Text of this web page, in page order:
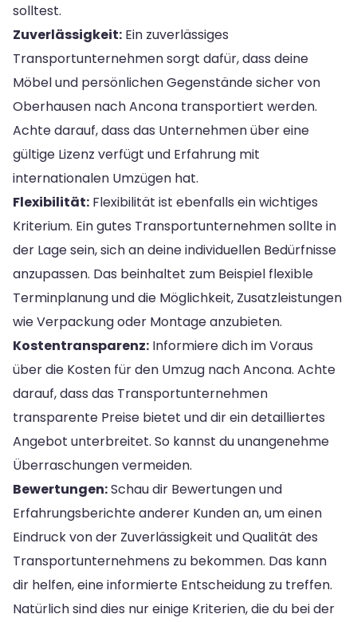
solltest.
Zuverlässigkeit: Ein zuverlässiges
Transportunternehmen sorgt dafür, dass deine
Möbel und persönlichen Gegenstände sicher von
Oberhausen nach Ancona transportiert werden.
Achte darauf, dass das Unternehmen über eine
gültige Lizenz verfügt und Erfahrung mit
internationalen Umzügen hat.
Flexibilität: Flexibilität ist ebenfalls ein wichtiges
Kriterium. Ein gutes Transportunternehmen sollte in
der Lage sein, sich an deine individuellen Bedürfnisse
anzupassen. Das beinhaltet zum Beispiel flexible
Terminplanung und die Möglichkeit, Zusatzleistungen
wie Verpackung oder Montage anzubieten.
Kostentransparenz: Informiere dich im Voraus
über die Kosten für den Umzug nach Ancona. Achte
darauf, dass das Transportunternehmen
transparente Preise bietet und dir ein detailliertes
Angebot unterbreitet. So kannst du unangenehme
Überraschungen vermeiden.
Bewertungen:Schau dir Bewertungen und
Erfahrungsberichte anderer Kunden an, um einen
Eindruck von der Zuverlässigkeit und Qualität des
Transportunternehmens zu bekommen. Das kann
dir helfen, eine informierte Entscheidung zu treffen.
Natürlich sind dies nur einige Kriterien, die du bei der